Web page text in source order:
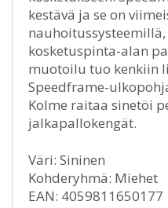
kestävä ja se on
kosketuspinta-alan
muotoilu tuo kenkiin
Speedframe-
Kolme raitaa sinetöi
jalkapallokengät.
Väri: Sininen
Kohderyhmä: Miehet
EAN: 4059811650177